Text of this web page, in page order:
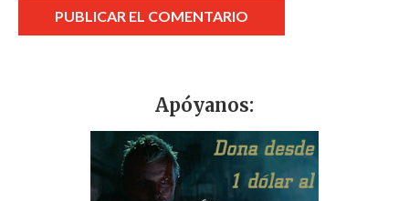
Apóyanos: